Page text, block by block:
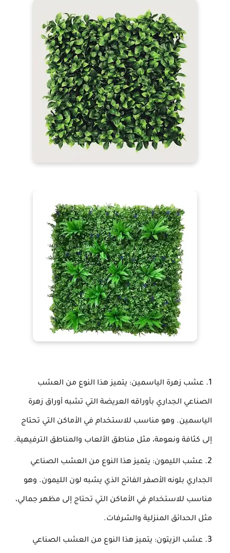
عشب زهرة الياسمين: يتميز هذا النوع من العشب
الصناعي الجداري بأوراقه العريضة التي تشبه أوراق زهرة
الياسمين. وهو مناسب للاستخدام في الأماكن التي تحتاج
إلى كثافة ونعومة، مثل مناطق الألعاب والمناطق الترفيهية.
عشب الليمون: يتميز هذا النوع من العشب الصناعي
الجداري بلونه الأصفر الفاتح الذي يشبه لون الليمون. وهو
مناسب للاستخدام في الأماكن التي تحتاج إلى مظهر جمالي،
مثل الحدائق المنزلية والشرفات.
عشب الزيتون: يتميز هذا النوع من العشب الصناعي